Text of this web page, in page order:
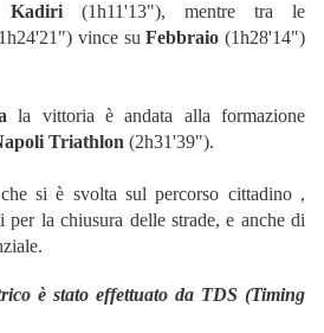
Kadiri (1h11'13"), mentre tra le
vince suFebbraio (1h28'14")
la vittoria è andata alla formazione
Triathlon (2h31'39").
si è svolta sul percorso cittadino ,
per la chiusura delle strade, e anche di
è stato effettuato da TDS (Timing